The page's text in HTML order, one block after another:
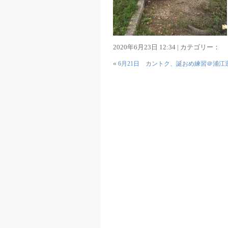
2020年6月23日 12:34 | カテゴリー：
« 6月21日 カントク、誕おめ練習＠浦江